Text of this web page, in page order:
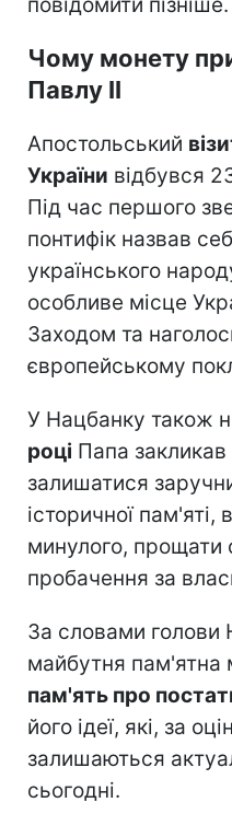
Чому монету
Павлу II
Апостольський
України відбувся
Під час першого
понтифік назвав
українського
особливе місце
Заходом та
європейському
У Нацбанку також
році Папа закликав
залишатися
історичної
минулого, прощати
пробачення за
За словами
майбутня пам'ятна
пам'ять про
його ідеї, які, за
залишаються
сьогодні.